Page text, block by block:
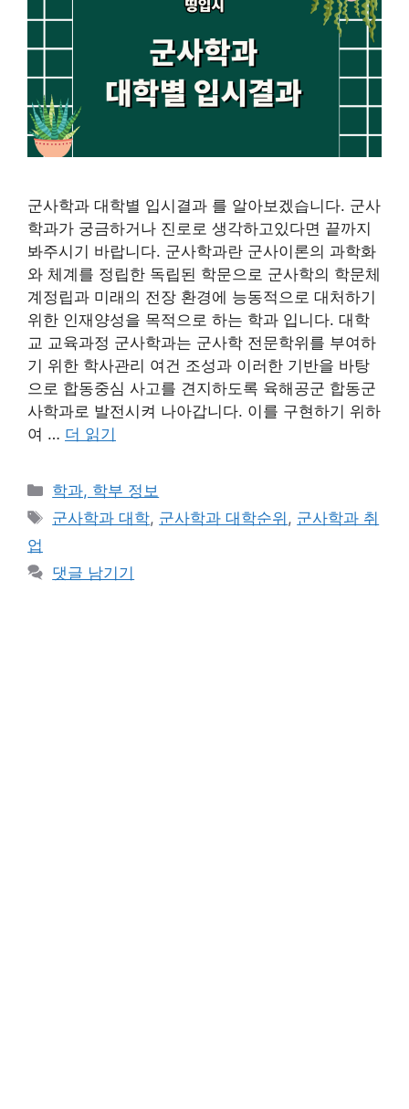
군사학과 대학별 입시결과 를 알아보겠습니다. 군사
학과가 궁금하거나 진로로 생각하고있다면 끝까지
봐주시기 바랍니다. 군사학과란 군사이론의 과학화
와 체계를 정립한 독립된 학문으로 군사학의 학문체
계정립과 미래의 전장 환경에 능동적으로 대처하기
위한 인재양성을 목적으로 하는 학과 입니다. 대학
교 교육과정 군사학과는 군사학 전문학위를 부여하
기 위한 학사관리 여건 조성과 이러한 기반을 바탕
으로 합동중심 사고를 견지하도록 육해공군 합동군
사학과로 발전시켜 나아갑니다. 이를 구현하기 위하
여 … 더 읽기
카
테
학과, 학부 정보
태
군사학과 대학, 군사학과 대학순위 , 군사학과 취
업
댓글 남기기